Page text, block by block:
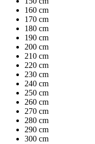
160 cm
170 cm
180 cm
190 cm
200 cm
210 cm
220 cm
230 cm
240 cm
250 cm
260 cm
270 cm
280 cm
290 cm
300 cm